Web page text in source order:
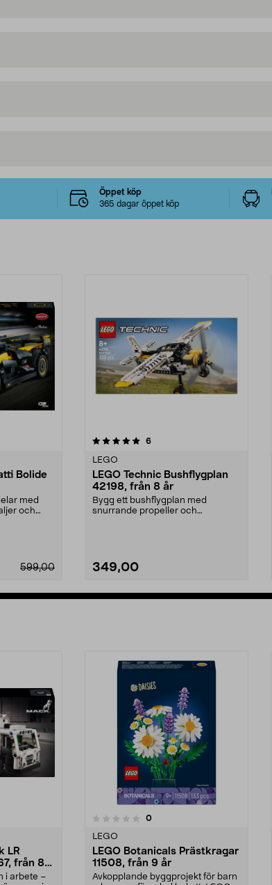
Öppet köp
365 dagar öppet köp
Bolide
med
och
599,00
6recensioner
LEGO
LEGO Technic Bushflygplan
42198, från 8 år
Bygg ett bushflygplan med
snurrande propeller och
349,00
4.5av 5 stjärnor
LR
från 8
i arbete –
0recensioner
LEGO
LEGO Botanicals Prästkragar
11508, från 9 år
Avkopplande byggprojekt för barn
4.5 av 5 stjärnor